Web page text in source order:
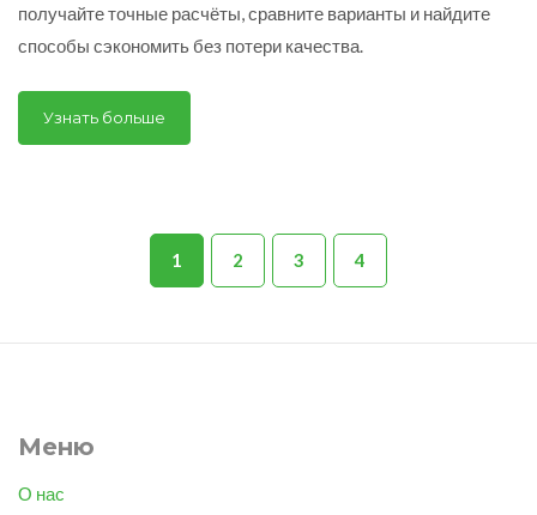
получайте точные расчёты, сравните варианты и найдите
способы сэкономить без потери качества.
Узнать больше
1 2 3 4
Меню
О нас